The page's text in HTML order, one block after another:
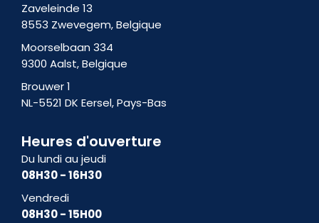
Zaveleinde 13
8553 Zwevegem, Belgique
Moorselbaan 334
9300 Aalst, Belgique
Brouwer 1
NL-5521 DK Eersel, Pays-Bas
Heures d'ouverture
Du lundi au jeudi
08H30 - 16H30
Vendredi
08H30 - 15H00